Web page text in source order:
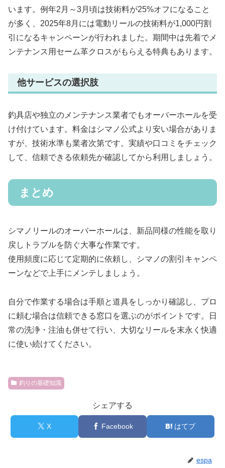
います。例年2月～3月頃は技術料が25%オフになること
が多く、2025年8月には電動リールの技術料が1,000円割
引になるキャンペーンが行われました。期間中は先着でメ
ンテナンス用セーム革クロスがもらえる特典もあります。
他サービスの選択肢
釣具店や独立のメンテナンス業者でもオーバーホールを受
け付けています。料金はシマノ公式より安い場合がありま
すが、技術水準も業者次第です。実績や口コミをチェック
して、信頼できる依頼先か確認してから利用しましょう。
まとめ
シマノリールのオーバーホールは、新品同様の性能を取り
戻しトラブルを防ぐ大事な作業です。
使用頻度に応じて定期的に依頼し、シマノの割引キャンペ
ーンなどで上手にメンテしましょう。
自分で作業する場合は手順と道具をしっかり確認し、プロ
に頼む場合は信頼できる窓口を選ぶのがポイントです。日
常の洗浄・注油も併せて行い、大切なリールを末永く快適
に使い続けてください。
釣りの基礎知識
シェアする
X Facebook はてブ
espa